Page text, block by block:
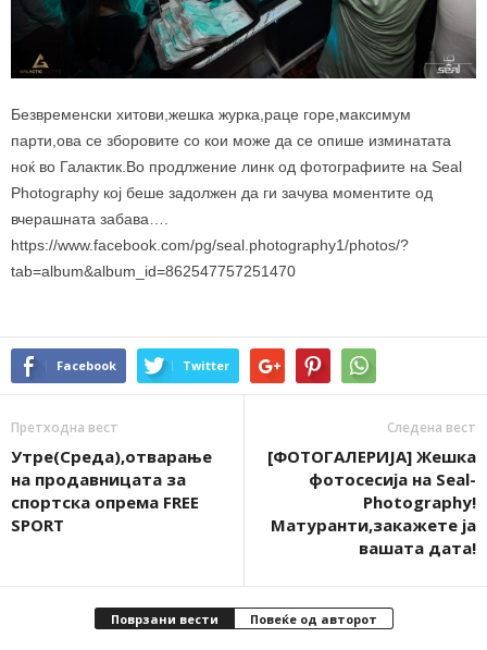
Безвременски хитови,жешка журка,раце горе,максимум
парти,ова се зборовите со кои може да се опише изминатата
ноќ во Галактик.Во продлжение линк од фотографиите на Seal
Photography кој беше задолжен да ги зачува моментите од
вчерашната забава….
https://www.facebook.com/pg/seal.photography1/photos/?
tab=album&album_id=862547757251470
Facebook Twitter
Претходна вест
Утре(Среда),отварање
на продавницата за
спортска опрема FREE
SPORT
Следена вест
[ФОТОГАЛЕРИЈA] Жешка
фотосесија на Seal-
Photography!
Матуранти,закажете ја
вашата дата!
Поврзани вести Повеќе од авторот